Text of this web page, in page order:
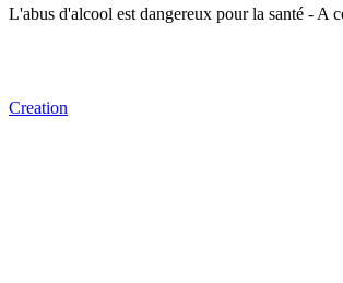
L'abus d'alcool est dangereux pour la santé - A
Creation